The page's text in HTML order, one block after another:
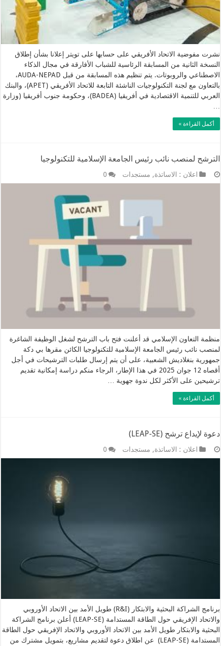
نشرت مفوضية الاتحاد الأفريقي على حسابها على تويتر إعلانا بشأن إطلاق
النسخة الثانية من المسابقة الرئاسية للشباب الأفارقة في مجال الذكاء
الاصطناعي والروبوتات. يتم تنظيم هذه المسابقة من قبل AUDA-NEPAD،
بالتعاون مع لجنة التكنولوجيات الناشئة التابعة للاتحاد الأفريقي (APET)، والبنك
العربي للتنمية الاقتصادية في أفريقيا (BADEA)، وحكومة جنوب أفريقيا (وزارة
أكمل القراءة »
الترشح لمنصب نائب رئيس الجامعة الإسلامية للتكنولوجيا
اعلان : الاساتذة, مستجدات 0
منظمة التعاون الإسلامي قد أعلنت فتح باب الترشح لشغل الوظيفة الشاغرة
لمنصب نائب رئيس الجامعة الإسلامية للتكنولوجيا الكائن مقرها بي دكة
جمهورية بنغلاديش الشعبية، على أن يتم إرسال طلبات الترشيحات في أجل
أقصاه 12 جوان 2025 في هذا الإطار، الرجاء منكم دراسة إمكانية تقديم
ترشيحين على الأكثر لكل ندوة جهوية …
أكمل القراءة »
دعوة لإيداع ترشح (LEAP-SE)
اعلان : الاساتذة, مستجدات 0
برنامج الشراكة البحثية والابتكار (R&I) طويل الأمد بين الاتحاد الأوروبي
والاتحاد الإفريقي حول الطاقة المستدامة (LEAP-SE) أعلن برنامج الشراكة
البحثية والابتكار طويل الأمد بين الاتحاد الأوروبي والاتحاد الإفريقي حول الطاقة
المستدامة (LEAP-SE) عن اطلاق دعوة لتقديم مشاريع، بتمويل مشترك من